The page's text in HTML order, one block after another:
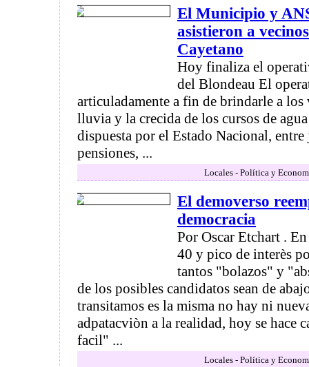
El Municipio y
asistieron a
Cayetano
Hoy finaliza el
del Blondeau El
articuladamente a fin de brindarle a
lluvia y la crecida de los cursos de
dispuesta por el Estado Nacional,
pensiones, ...
Locales - Política y
El demoverso
democracia
Por Oscar Etchart .
40 y pico de interès
tantos "bolazos" y
de los posibles candidatos sean de
transitamos es la misma no hay ni
adpatacviòn a la realidad, hoy se hace
facil" ...
Locales - Política y